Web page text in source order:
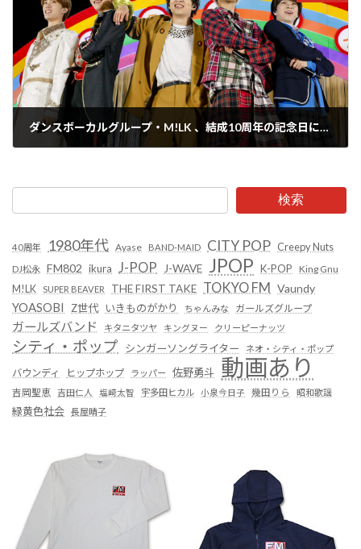
ダンスボーカルグループ・M!LK 、結成10周年の記念日にスペシャルイベント開催！大盛り上がりのレポートが公開！
検索
40周年 1980年代 Ayase BAND-MAID CITY POP Creepy Nuts
DJ松永 FM802 ikura J-POP J-WAVE JPOP K-POP
King Gnu
M!LK
SUPER BEAVER THE FIRST TAKE TOKYO FM Vaundy
YOASOBI Z世代 いきものがかり ちゃんみな ガールズグループ
ガールズバンド キタニタツヤ キングヌー クリーピーナッツ
シティ・ポップ シンガーソングライター ネオ・シティ・ポップ
バウンディ ヒップホップ ラッパー 佐野勇斗 動画あり
吉岡聖恵 吉田仁人 塩﨑太智 宇多田ヒカル 小泉今日子 幾田りら 昭和歌謡
緑黄色社会 長屋晴子